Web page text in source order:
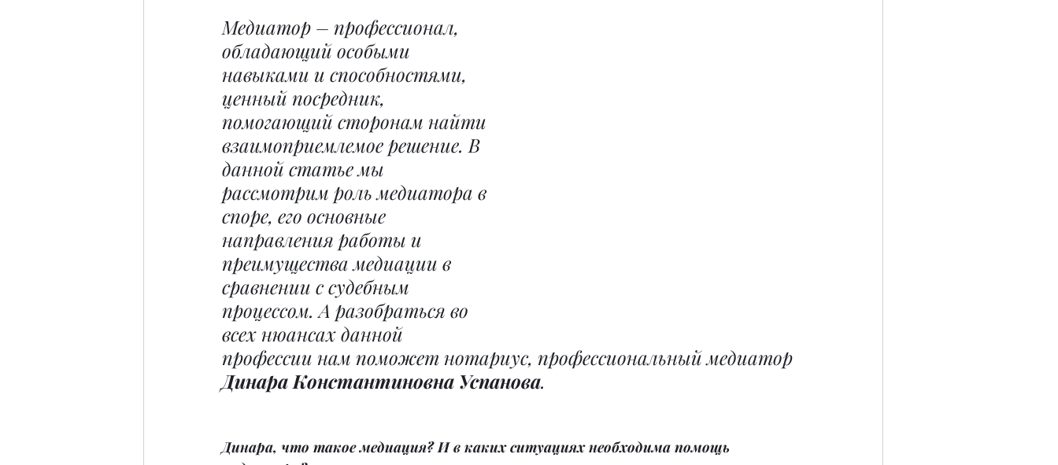
Медиатор – профессионал,
обладающий особыми
навыками и способностями,
ценный посредник,
помогающий сторонам найти
взаимоприемлемое решение. В
данной статье мы
рассмотрим роль медиатора в
споре, его основные
направления работы и
преимущества медиации в
сравнении с судебным
процессом. А разобраться во
всех нюансах данной
профессии нам поможет нотариус, профессиональный медиатор
Динара Константиновна Успанова.
Динара, что такое медиация? И в каких ситуациях необходима помощь